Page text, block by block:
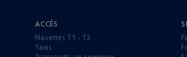
ACCÈS
Navettes T1 - T2
Taxis